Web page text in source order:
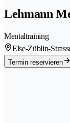
Lehmann
Mentaltraining
Else-Züblin-
Termin reservieren